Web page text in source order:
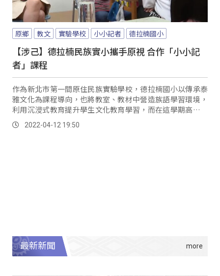
原鄉 教文 實驗學校 小小記者 德拉楠國小
【涉己】德拉楠民族實小攜手原視 合作「小小記
者」課程
作為新北市第一間原住民族實驗學校，德拉楠國小以傳承泰
雅文化為課程導向，也將教室、教材中營造族語學習環境，
利用沉浸式教育提升學生文化教育學習，而在這學期高年級
的課程中，也特別安排與原住民族電視台合作，透過小小記
者模式，以生活周遭為主題，訪談耆老加深對部落文化的認
2022-04-12 19:50
最新新聞